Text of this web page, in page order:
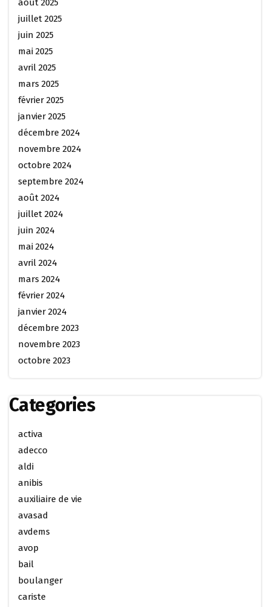
août 2025
juillet 2025
juin 2025
mai 2025
avril 2025
mars 2025
février 2025
janvier 2025
décembre 2024
novembre 2024
octobre 2024
septembre 2024
août 2024
juillet 2024
juin 2024
mai 2024
avril 2024
mars 2024
février 2024
janvier 2024
décembre 2023
novembre 2023
octobre 2023
Categories
activa
adecco
aldi
anibis
auxiliaire de vie
avasad
avdems
avop
bail
boulanger
cariste